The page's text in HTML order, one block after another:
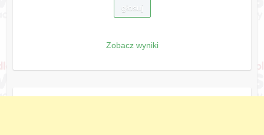
Zobacz wyniki